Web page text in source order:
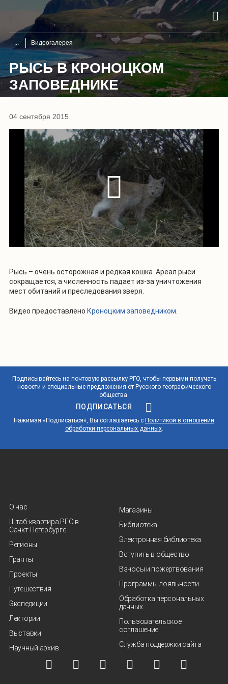
Видеогалерея
РЫСЬ В КРОНОЦКОМ
ЗАПОВЕДНИКЕ
04 сентября 2015
Рысь – очень осторожная и редкая кошка. Ареал рыси
сокращается, а численность падает из-за уничтожения
мест обитаний и преследования зверя.
Видео предоставлено Кроноцким заповедником
Подписывайтесь на почтовую рассылку РГО, чтобы первыми получать
новости и специальные предложения от Русского географического
общества.
ПОДПИСАТЬСЯ
Нажимая «Подписаться», Вы соглашаетесь с Политикой в отношении
обработки персональных данных.
О нас
Штаб-квартира РГО в
Санкт‑Петербурге
Регионы
Гранты
Проекты
Путешествия
Экспедиции
Лектории
Выставки
Научный архив
Магазины
Библиотека
Электронная библиотека
Вступить в общество
Взносы и пожертвования
Программы лояльности
Обработка персональных
данных
Пользовательское
соглашение
Служба поддержки сайта